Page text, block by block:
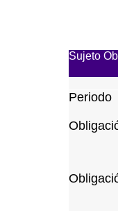
Sujeto
Periodo